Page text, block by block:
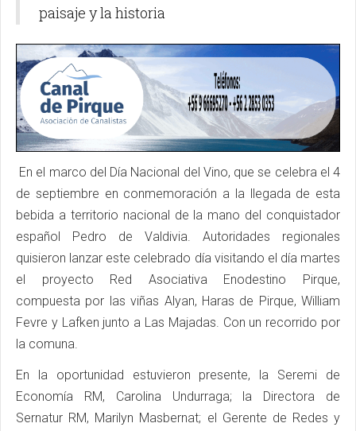
paisaje y la historia
En el marco del Día Nacional del Vino, que se celebra el 4
de septiembre en conmemoración a la llegada de esta
bebida a territorio nacional de la mano del conquistador
español Pedro de Valdivia. Autoridades regionales
quisieron lanzar este celebrado día visitando el día martes
el proyecto Red Asociativa Enodestino Pirque,
compuesta por las viñas Alyan, Haras de Pirque, William
Fevre y Lafken junto a Las Majadas. Con un recorrido por
la comuna.
En la oportunidad estuvieron presente, la Seremi de
Economía RM, Carolina Undurraga; la Directora de
Sernatur RM, Marilyn Masbernat; el Gerente de Redes y